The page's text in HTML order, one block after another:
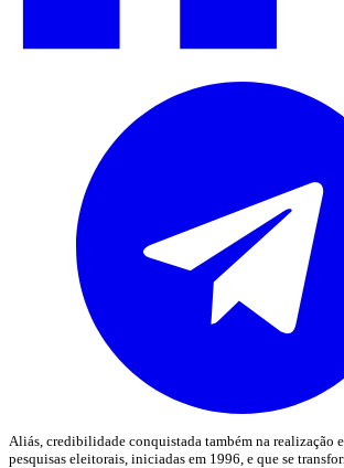
Aliás, credibilidade conquistada também na realização
pesquisas eleitorais, iniciadas em 1996, e que se